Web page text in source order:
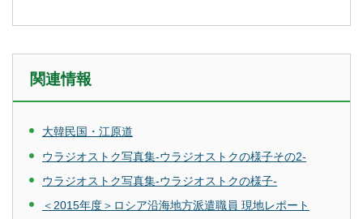
関連情報
大韓民国・江原道
ウラジオストク写真集-ウラジオストクの様子その2-
ウラジオストク写真集-ウラジオストクの様子-
＜2015年度＞ロシア沿海地方派遣職員 現地レポート